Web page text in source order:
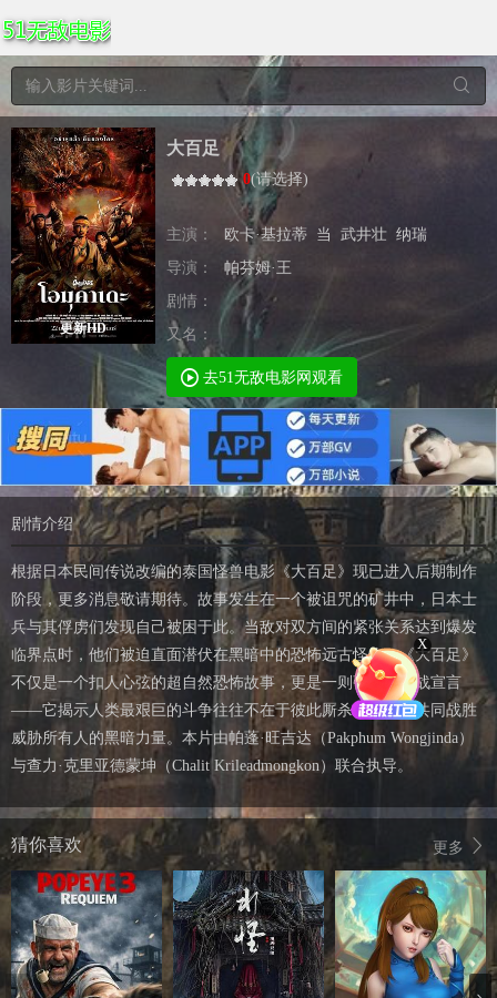
更新HD
大百足
0(请选择)
主演： 欧卡·基拉蒂 当 武井壮 纳瑞
导演：
帕芬姆·王
剧情：
又名：
去51无敌电影网观看
剧情介绍
根据日本民间传说改编的泰国怪兽电影《大百足》现已进入后期制作
阶段，更多消息敬请期待。故事发生在一个被诅咒的矿井中，日本士
兵与其俘虏们发现自己被困于此。当敌对双方间的紧张关系达到爆发
临界点时，他们被迫直面潜伏在黑暗中的恐怖远古怪物。《大百足》
不仅是一个扣人心弦的超自然恐怖故事，更是一则强烈的反战宣言
——它揭示人类最艰巨的斗争往往不在于彼此厮杀，而在于共同战胜
威胁所有人的黑暗力量。本片由帕蓬·旺吉达（Pakphum Wongjinda）
与查力·克里亚德蒙坤（Chalit Krileadmongkon）联合执导。
更多
猜你喜欢
X